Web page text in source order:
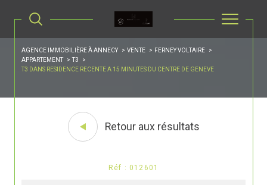
AGENCE IMMOBILIÈRE À ANNECY VENTE
FERNEY VOLTAIRE
APPARTEMENT
T3
T3 DANS RESIDENCE RECENTE A 15 MINUTES DU CENTRE DE GENEVE
Retour aux résultats
Réf : 012601